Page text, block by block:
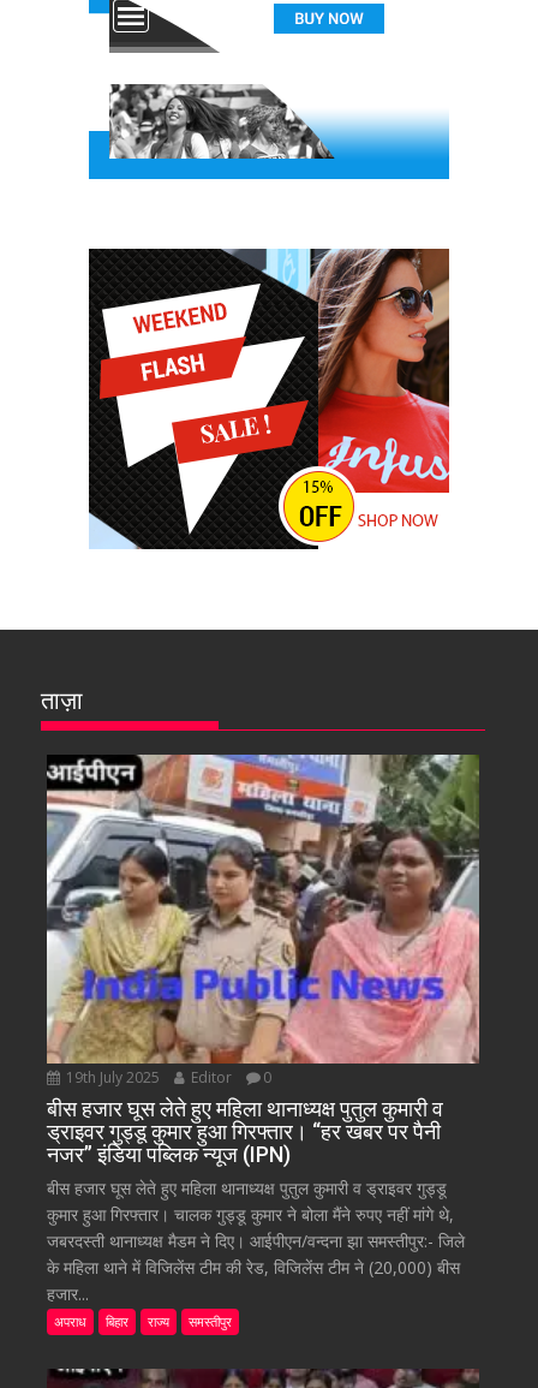
ताज़ा
19th July 2025 Editor 0
बीस हजार घूस लेते हुए महिला थानाध्यक्ष पुतुल कुमारी व
ड्राइवर गुड्डू कुमार हुआ गिरफ्तार। “हर खबर पर पैनी
नजर” इंडिया पब्लिक न्यूज (IPN)
बीस हजार घूस लेते हुए महिला थानाध्यक्ष पुतुल कुमारी व ड्राइवर गुड्डू
कुमार हुआ गिरफ्तार। चालक गुड्डू कुमार ने बोला मैंने रुपए नहीं मांगे थे,
जबरदस्ती थानाध्यक्ष मैडम ने दिए। आईपीएन/वन्दना झा समस्तीपुर:- जिले
के महिला थाने में विजिलेंस टीम की रेड, विजिलेंस टीम ने (20,000) बीस
हजार...
अपराध बिहार राज्य समस्तीपुर